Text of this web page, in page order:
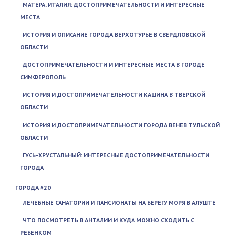
МАТЕРА, ИТАЛИЯ: ДОСТОПРИМЕЧАТЕЛЬНОСТИ И ИНТЕРЕСНЫЕ
МЕСТА
ИСТОРИЯ И ОПИСАНИЕ ГОРОДА ВЕРХОТУРЬЕ В СВЕРДЛОВСКОЙ
ОБЛАСТИ
ДОСТОПРИМЕЧАТЕЛЬНОСТИ И ИНТЕРЕСНЫЕ МЕСТА В ГОРОДЕ
СИМФЕРОПОЛЬ
ИСТОРИЯ И ДОСТОПРИМЕЧАТЕЛЬНОСТИ КАШИНА В ТВЕРСКОЙ
ОБЛАСТИ
ИСТОРИЯ И ДОСТОПРИМЕЧАТЕЛЬНОСТИ ГОРОДА ВЕНЕВ ТУЛЬСКОЙ
ОБЛАСТИ
ГУСЬ-ХРУСТАЛЬНЫЙ: ИНТЕРЕСНЫЕ ДОСТОПРИМЕЧАТЕЛЬНОСТИ
ГОРОДА
ГОРОДА #20
ЛЕЧЕБНЫЕ САНАТОРИИ И ПАНСИОНАТЫ НА БЕРЕГУ МОРЯ В АЛУШТЕ
ЧТО ПОСМОТРЕТЬ В АНТАЛИИ И КУДА МОЖНО СХОДИТЬ С
РЕБЕНКОМ